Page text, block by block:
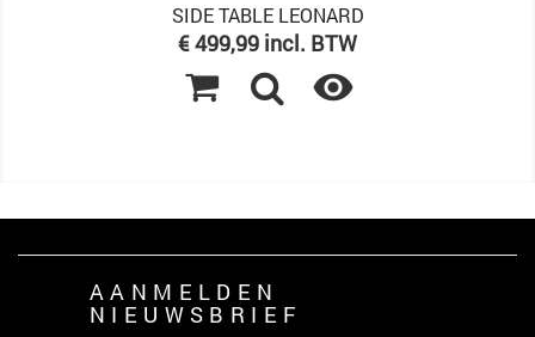
SIDE TABLE LEONARD
Prijs
€ 499,99 incl. BTW

AANMELDEN
NIEUWSBRIEF